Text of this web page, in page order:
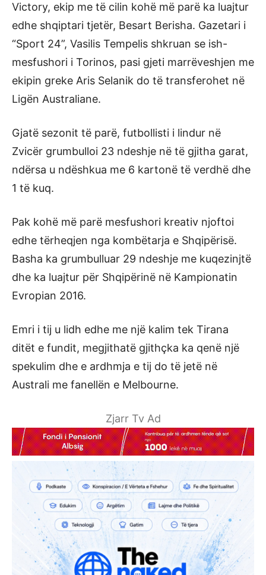
Victory, ekip me të cilin kohë më parë ka luajtur
edhe shqiptari tjetër, Besart Berisha. Gazetari i
“Sport 24”, Vasilis Tempelis shkruan se ish-
mesfushori i Torinos, pasi gjeti marrëveshjen me
ekipin greke Aris Selanik do të transferohet në
Ligën Australiane.
Gjatë sezonit të parë, futbollisti i lindur në
Zvicër grumbulloi 23 ndeshje në të gjitha garat,
ndërsa u ndëshkua me 6 kartonë të verdhë dhe
1 të kuq.
Pak kohë më parë mesfushori kreativ njoftoi
edhe tërheqjen nga kombëtarja e Shqipërisë.
Basha ka grumbulluar 29 ndeshje me kuqezinjtë
dhe ka luajtur për Shqipërinë në Kampionatin
Evropian 2016.
Emri i tij u lidh edhe me një kalim tek Tirana
ditët e fundit, megjithatë gjithçka ka qenë një
spekulim dhe e ardhmja e tij do të jetë në
Australi me fanellën e Melbourne.
Zjarr Tv Ad